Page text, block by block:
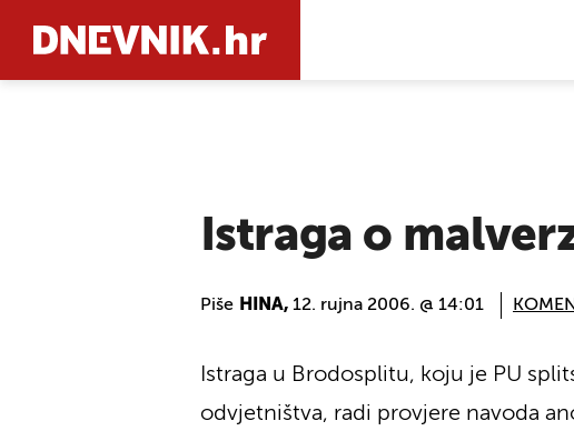
Istraga o
Piše HINA, 12. rujna 2006. @ 14:01
Istraga u Brodosplitu, koju je PU
odvjetništva, radi provjere navoda